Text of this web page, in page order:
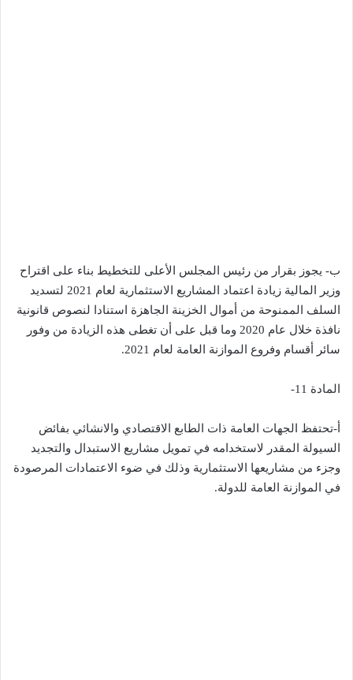
ب- يجوز بقرار من رئيس المجلس الأعلى للتخطيط بناء على اقتراح
وزير المالية زيادة اعتماد المشاريع الاستثمارية لعام 2021 لتسديد
السلف الممنوحة من أموال الخزينة الجاهزة استنادا لنصوص قانونية
نافذة خلال عام 2020 وما قبل على أن تغطى هذه الزيادة من وفور
سائر أقسام وفروع الموازنة العامة لعام 2021.
المادة 11-
أ-تحتفظ الجهات العامة ذات الطابع الاقتصادي والانشائي بفائض
السيولة المقدر لاستخدامه في تمويل مشاريع الاستبدال والتجديد
وجزء من مشاريعها الاستثمارية وذلك في ضوء الاعتمادات المرصودة
في الموازنة العامة للدولة.